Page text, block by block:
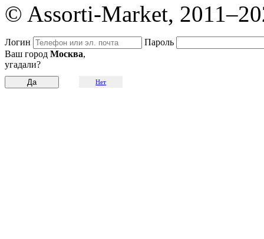
© Assorti-Market,
Логин
Пароль
Ваш город Москва,
угадали?
Нет